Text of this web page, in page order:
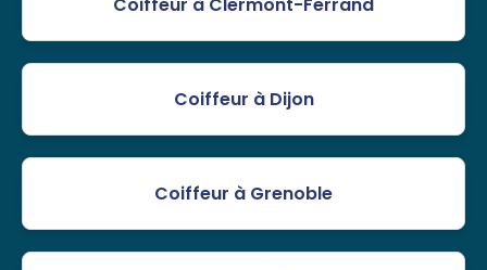
Coiffeur à Dijon
Coiffeur à Grenoble